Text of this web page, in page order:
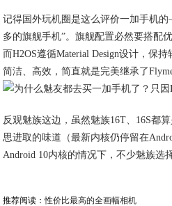
记得国外玩机圈是这么评价一加手机
多的旗舰手机”。旗舰配置必然要搭配
而H2OS遵循Material Design设计，保
简洁、高效，简直就是完美继承了
反观魅族这边，虽然魅族16T、16S都
思进取的味道（最新内核仍停留在
Android 10内核的情况下，不少魅族选
推荐阅读：性价比最高的全画幅相机